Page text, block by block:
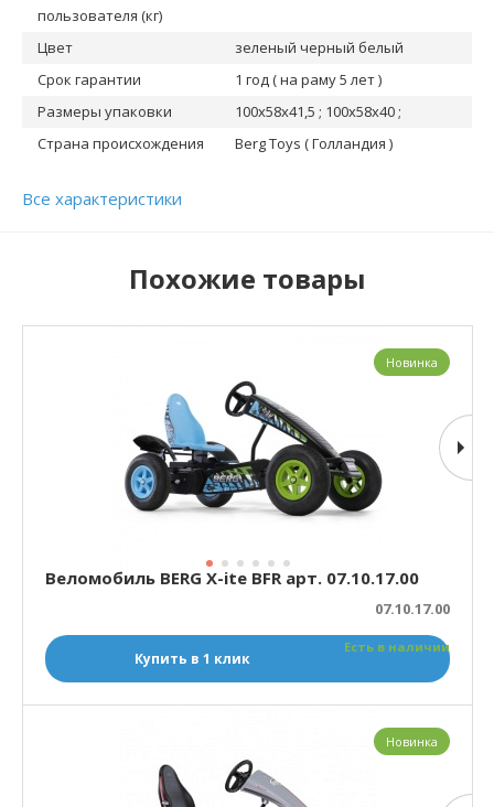
пользователя (кг)
Цвет
зеленый черный белый
Срок гарантии
1 год ( на раму 5 лет )
Размеры упаковки
100x58x41,5 ; 100x58x40 ;
Страна происхождения
Berg Toys ( Голландия )
Все характеристики
Похожие товары
Веломобиль BERG X-ite BFR арт. 07.10.17.00
07.10.17.00
Есть в наличии
Купить в 1 клик
Новинка
Новинка